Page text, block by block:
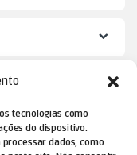
tecnologias como
do dispositivo.
dados, como